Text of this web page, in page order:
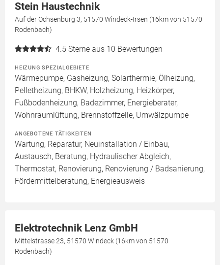
Stein Haustechnik
Auf der Ochsenburg 3, 51570 Windeck-Irsen (16km von 51570
Rodenbach)
4.5 Sterne aus 10 Bewertungen
HEIZUNG SPEZIALGEBIETE
Wärmepumpe, Gasheizung, Solarthermie, Ölheizung,
Pelletheizung, BHKW, Holzheizung, Heizkörper,
Fußbodenheizung, Badezimmer, Energieberater,
Wohnraumlüftung, Brennstoffzelle, Umwälzpumpe
ANGEBOTENE TÄTIGKEITEN
Wartung, Reparatur, Neuinstallation / Einbau,
Austausch, Beratung, Hydraulischer Abgleich,
Thermostat, Renovierung, Renovierung / Badsanierung,
Fördermittelberatung, Energieausweis
Elektrotechnik Lenz GmbH
Mittelstrasse 23, 51570 Windeck (16km von 51570
Rodenbach)